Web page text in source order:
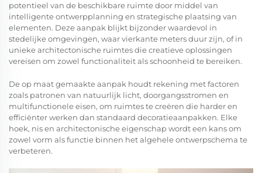
potentieel van de beschikbare ruimte door middel van
intelligente ontwerpplanning en strategische plaatsing van
elementen. Deze aanpak blijkt bijzonder waardevol in
stedelijke omgevingen, waar vierkante meters duur zijn, of in
unieke architectonische ruimtes die creatieve oplossingen
vereisen om zowel functionaliteit als schoonheid te bereiken.
De op maat gemaakte aanpak houdt rekening met factoren
zoals patronen van natuurlijk licht, doorgangsstromen en
multifunctionele eisen, om ruimtes te creëren die harder en
efficiënter werken dan standaard decoratieaanpakken. Elke
hoek, nis en architectonische eigenschap wordt een kans om
zowel vorm als functie binnen het algehele ontwerpschema te
verbeteren.